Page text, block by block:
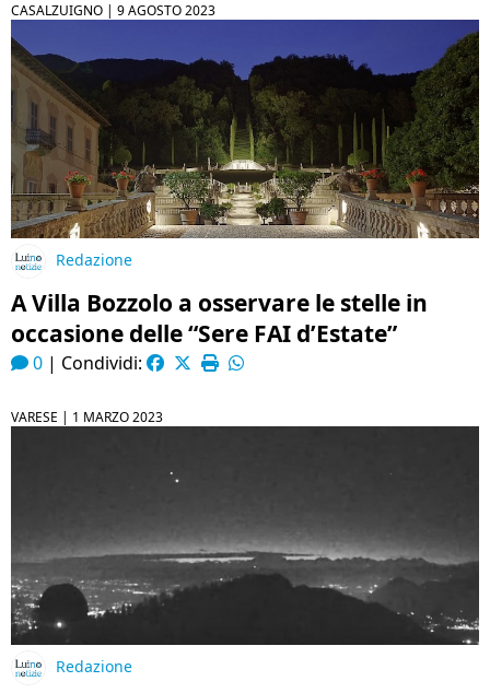
CASALZUIGNO | 9 AGOSTO 2023
Redazione
A Villa Bozzolo a osservare le stelle in
occasione delle “Sere FAI d’Estate”
0 | Condividi:
VARESE | 1 MARZO 2023
Redazione